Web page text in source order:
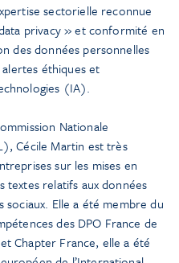
sectorielle reconnue
privacy » et conformité en
des données personnelles
éthiques et
(IA).
Nationale
Cécile Martin est très
sur les mises en
textes relatifs aux données
sociaux. Elle a été membre du
des DPO France de
Chapter France, elle a été